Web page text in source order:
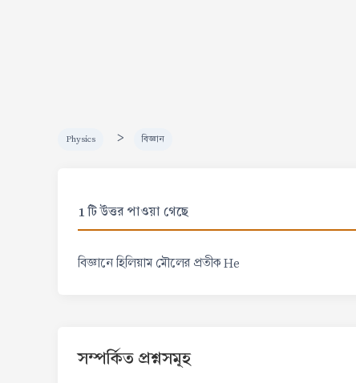
Physics > বিজ্ঞান
1 টি উত্তর পাওয়া গেছে
বিজ্ঞানে হিলিয়াম মৌলের প্রতীক He
সম্পর্কিত প্রশ্নসমূহ